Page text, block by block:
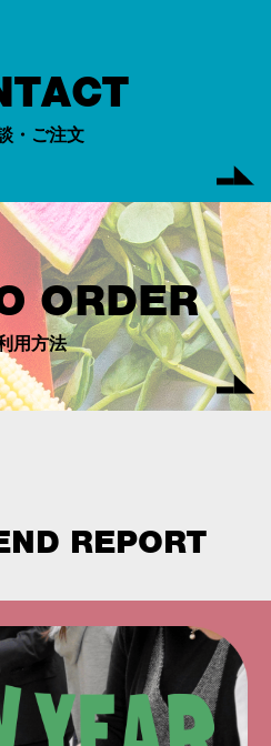
・ご注文
ORDER
用方法
REPORT